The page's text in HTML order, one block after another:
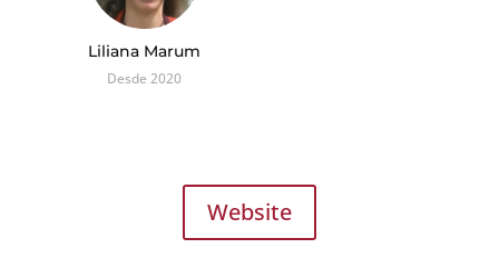
Liliana Marum
Desde 2020
Website